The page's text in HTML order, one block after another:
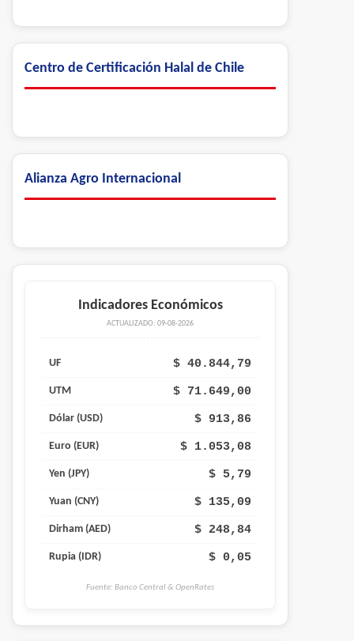
Centro de Certificación Halal de Chile
Alianza Agro Internacional
Indicadores Económicos
ACTUALIZADO: 09-08-2026
UF $ 40.844,79
UTM $ 71.649,00
Dólar (USD) $ 913,86
Euro (EUR) $ 1.053,08
Yen (JPY) $ 5,79
Yuan (CNY) $ 135,09
Dirham (AED) $ 248,84
Rupia (IDR) $ 0,05
Fuente: Banco Central & OpenRates